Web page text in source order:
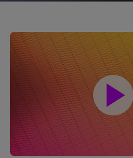
play_arrow